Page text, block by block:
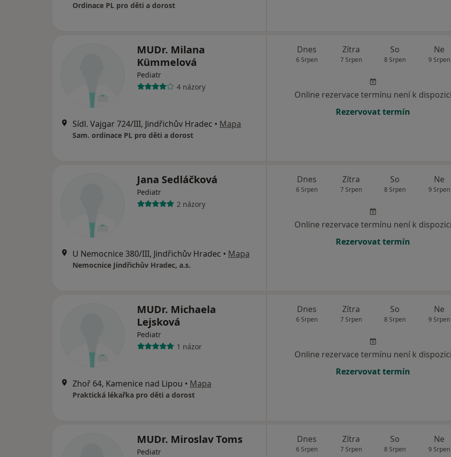
Ordinace PL pro děti a dorost
MUDr. Milana
Kümmelová
Pediatr
4 názory
Sídl. Vajgar 724/III, Jindřichův Hradec • Mapa
Sam. ordinace PL pro děti a dorost
Dnes
6 Srpen
Zítra
7 Srpen
So
8 Srpen
Ne
9 Srpen
Online rezervace termínu není k dispozici
Rezervovat termín
Jana Sedláčková
Pediatr
2 názory
U Nemocnice 380/III, Jindřichův Hradec • Mapa
Nemocnice Jindřichův Hradec, a.s.
Dnes
6 Srpen
Zítra
7 Srpen
So
8 Srpen
Ne
9 Srpen
Online rezervace termínu není k dispozici
Rezervovat termín
MUDr. Michaela
Lejsková
Pediatr
1 názor
Zhoř 64, Kamenice nad Lipou • Mapa
Praktická lékařka pro děti a dorost
Dnes
6 Srpen
Zítra
7 Srpen
So
8 Srpen
Ne
9 Srpen
Online rezervace termínu není k dispozici
Rezervovat termín
MUDr. Miroslav Toms
Pediatr
Dnes
6 Srpen
Zítra
7 Srpen
So
8 Srpen
Ne
9 Srpen